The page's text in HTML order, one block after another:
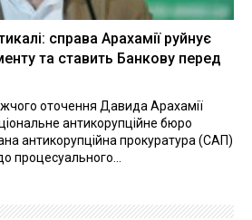
справа Арахамії руйнує
та ставить Банкову перед
оточення Давида Арахамії
антикорупційне бюро
антикорупційна прокуратура (САП)
процесуального...